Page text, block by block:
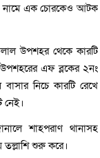
নামে এক চোরকেও আটক
উপশহর থেকে কারটি
এফ ব্লকের ২নং
নিচে কারটি রেখে
নেই।
শাহপরাণ থানাসহ
শুরু করে।